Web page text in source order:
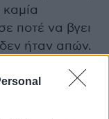
ποτέ να βγει
ήταν απών.
και τα